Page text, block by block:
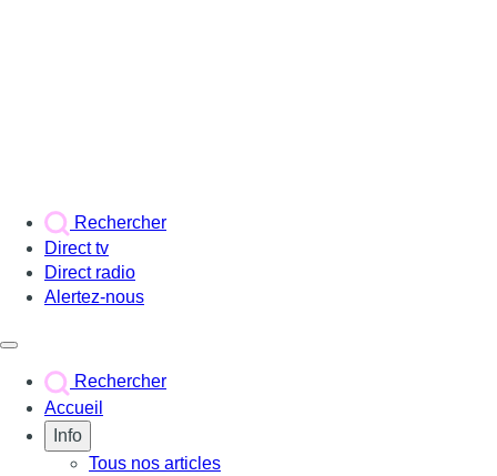
Rechercher
Direct tv
Direct radio
Alertez-nous
Rechercher
Accueil
Info
Tous nos articles